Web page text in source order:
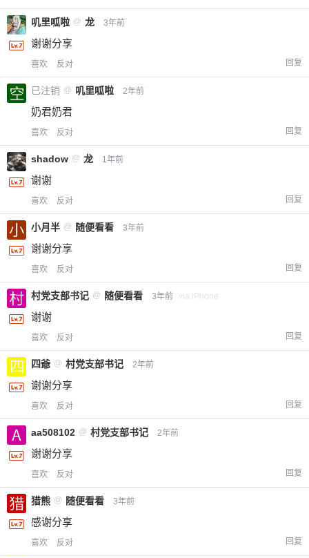
叽里呱啦 @ 龙 3年前
谢谢分享
喜欢 反对 回复
已注销 @ 叽里呱啦 2年前
奶君奶君
喜欢 反对 回复
shadow @ 龙 1年前
谢谢
喜欢 反对 回复
小月半 @ 随便看看 3年前
谢谢分享
喜欢 反对 回复
村党支部书记 @ 随便看看 3年前 via iPhone
谢谢
喜欢 反对 回复
四爺 @ 村党支部书记 2年前
谢谢分享
喜欢 反对 回复
aa508102 @ 村党支部书记 2年前
谢谢分享
喜欢 反对 回复
猎熊 @ 随便看看 3年前
感谢分享
喜欢 反对 回复